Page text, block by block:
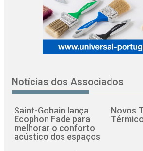
Notícias dos Associados
Saint-Gobain lança
Ecophon Fade para
melhorar o conforto
acústico dos espaços
Novos